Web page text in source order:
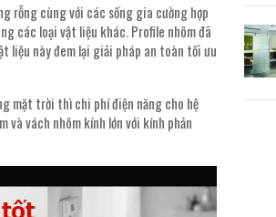
rỗng cùng với các sống gia cường hợp
các loại vật liệu khác. Profile nhôm đã
liệu này đem lại giải pháp an toàn tối ưu
mặt trời thì chi phí điện năng cho hệ
vách nhôm kính lớn với kính phản